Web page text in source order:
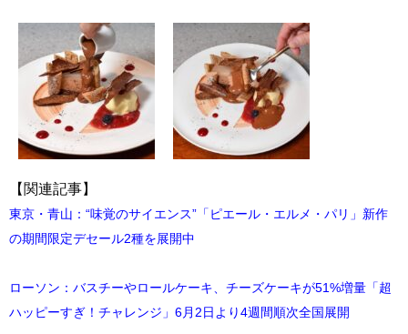
【関連記事】
東京・青山：“味覚のサイエンス”「ピエール・エルメ・パリ」新作
の期間限定デセール2種を展開中
ローソン：バスチーやロールケーキ、チーズケーキが51%増量「超
ハッピーすぎ！チャレンジ」6月2日より4週間順次全国展開